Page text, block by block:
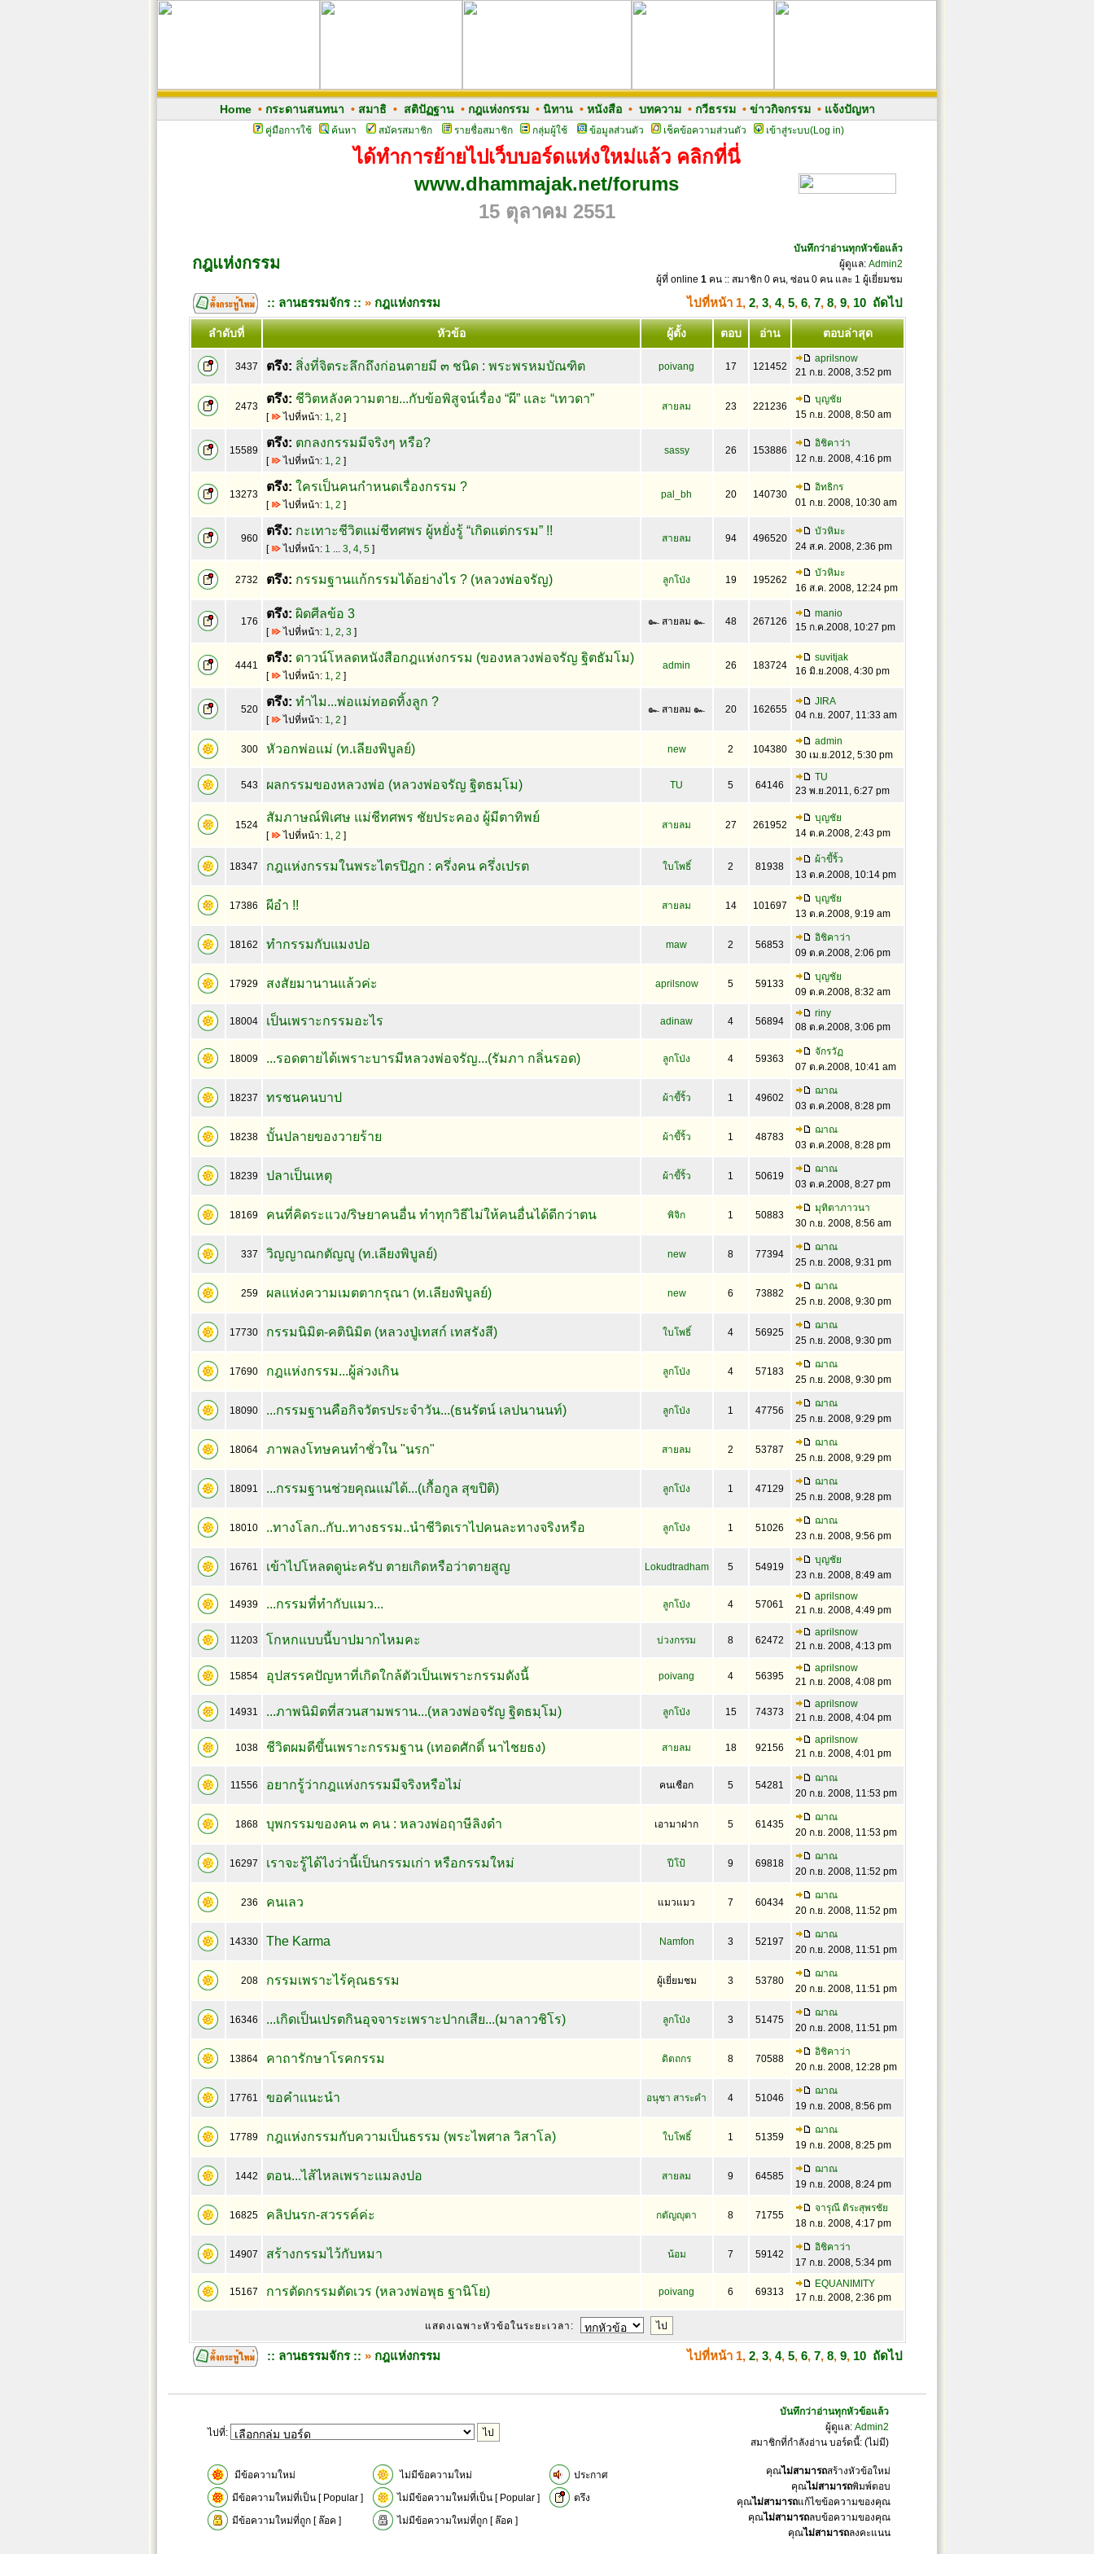
Home• กระดานสนทนา • สมาธิ• สติปัฏฐาน• กฎแห่งกรรม• นิทาน• หนังสือ• บทความ• กวีธรรม• ข่าวกิจกรรม• แจ้งปัญหา
คู่มือการใช้ ค้นหา สมัครสมาชิก รายชื่อสมาชิก กลุ่มผู้ใช้ ข้อมูลส่วนตัว เช็คข้อความส่วนตัว เข้าสู่ระบบ(Log in)
ได้ทำการย้ายไปเว็บบอร์ดแห่งใหม่แล้ว คลิกที่นี่
www.dhammajak.net/forums
15 ตุลาคม 2551
กฎแห่งกรรม
บันทึกว่าอ่านทุกหัวข้อแล้ว
ผู้ดูแล: Admin2
ผู้ที่ online 1คน :: สมาชิก 0 คน, ซ่อน 0 คน และ 1 ผู้เยี่ยมชม
:: ลานธรรมจักร :: » กฎแห่งกรรม ไปที่หน้า 1, 2, 3, 4, 5, 6, 7, 8, 9, 10 ถัดไป
ลำดับที่ หัวข้อ ผู้ตั้ง ตอบ อ่าน ตอบล่าสุด
3437 ตรึง: สิ่งที่จิตระลึกถึงก่อนตายมี ๓ ชนิด : พระพรหมบัณฑิต poivang 17 121452
aprilsnow
21 ก.ย. 2008, 3:52 pm
2473
ตรึง: ชีวิตหลังความตาย...กับข้อพิสูจน์เรื่อง “ผี” และ “เทวดา”
[ ไปที่หน้า: 1, 2 ]
สายลม 23 221236
บุญชัย
15 ก.ย. 2008, 8:50 am
15589
ตรึง: ตกลงกรรมมีจริงๆ หรือ?
[ ไปที่หน้า: 1, 2 ]
sassy 26 153886
อิชิคาว่า
12 ก.ย. 2008, 4:16 pm
13273
ตรึง: ใครเป็นคนกำหนดเรื่องกรรม ?
[ ไปที่หน้า: 1, 2 ]
pal_bh 20 140730
อิทธิกร
01 ก.ย. 2008, 10:30 am
960
ตรึง: กะเทาะชีวิตแม่ชีทศพร ผู้หยั่งรู้ “เกิดแต่กรรม” !!
[ ไปที่หน้า: 1 ... 3, 4, 5]
สายลม 94 496520
บัวหิมะ
24 ส.ค. 2008, 2:36 pm
2732 ตรึง: กรรมฐานแก้กรรมได้อย่างไร ? (หลวงพ่อจรัญ) ลูกโป่ง 19 195262
บัวหิมะ
16 ส.ค. 2008, 12:24 pm
176
ตรึง: ผิดศีลข้อ 3
[ ไปที่หน้า: 1, 2, 3 ]
๛ สายลม ๛ 48 267126
manio
15 ก.ค.2008, 10:27 pm
4441
ตรึง: ดาวน์โหลดหนังสือกฎแห่งกรรม (ของหลวงพ่อจรัญ ฐิตธัมโม)
[ ไปที่หน้า: 1, 2 ]
admin 26 183724
suvitjak
16 มิ.ย.2008, 4:30 pm
520
ตรึง: ทำไม...พ่อแม่ทอดทิ้งลูก ?
[ ไปที่หน้า: 1, 2 ]
๛ สายลม ๛ 20 162655
JIRA
04 ก.ย. 2007, 11:33 am
300 หัวอกพ่อแม่ (ท.เลียงพิบูลย์) new 2 104380
admin
30 เม.ย.2012, 5:30 pm
543 ผลกรรมของหลวงพ่อ (หลวงพ่อจรัญ ฐิตธมฺโม) TU 5 64146
TU
23 พ.ย.2011, 6:27 pm
1524
สัมภาษณ์พิเศษ แม่ชีทศพร ชัยประคอง ผู้มีตาทิพย์
[ ไปที่หน้า: 1, 2 ]
สายลม 27 261952
บุญชัย
14 ต.ค.2008, 2:43 pm
18347 กฎแห่งกรรมในพระไตรปิฎก : ครึ่งคน ครึ่งเปรต ใบโพธิ์ 2 81938
ผ้าขี้ริ้ว
13 ต.ค.2008, 10:14 pm
17386 ผีอำ !! สายลม 14 101697
บุญชัย
13 ต.ค.2008, 9:19 am
18162 ทำกรรมกับแมงปอ maw 2 56853
อิชิคาว่า
09 ต.ค.2008, 2:06 pm
17929 สงสัยมานานแล้วค่ะ aprilsnow 5 59133
บุญชัย
09 ต.ค.2008, 8:32 am
18004 เป็นเพราะกรรมอะไร adinaw 4 56894
riny
08 ต.ค.2008, 3:06 pm
18009 ...รอดตายได้เพราะบารมีหลวงพ่อจรัญ...(รัมภา กลิ่นรอด) ลูกโป่ง 4 59363
จักรวัฏ
07 ต.ค.2008, 10:41 am
18237 ทรชนคนบาป ผ้าขี้ริ้ว 1 49602
ฌาณ
03 ต.ค.2008, 8:28 pm
18238 บั้นปลายของวายร้าย ผ้าขี้ริ้ว 1 48783
ฌาณ
03 ต.ค.2008, 8:28 pm
18239 ปลาเป็นเหตุ ผ้าขี้ริ้ว 1 50619
ฌาณ
03 ต.ค.2008, 8:27 pm
18169 คนที่คิดระแวง/ริษยาคนอื่น ทำทุกวิธีไม่ให้คนอื่นได้ดีกว่าตน พิจิก 1 50883
มุทิตาภาวนา
30 ก.ย. 2008, 8:56 am
337 วิญญาณกตัญญู (ท.เลียงพิบูลย์) new 8 77394
ฌาณ
25 ก.ย. 2008, 9:31 pm
259 ผลแห่งความเมตตากรุณา (ท.เลียงพิบูลย์) new 6 73882
ฌาณ
25 ก.ย. 2008, 9:30 pm
17730 กรรมนิมิต-คตินิมิต (หลวงปู่เทสก์ เทสรังสี) ใบโพธิ์ 4 56925
ฌาณ
25 ก.ย. 2008, 9:30 pm
17690 กฎแห่งกรรม...ผู้ล่วงเกิน ลูกโป่ง 4 57183
ฌาณ
25 ก.ย. 2008, 9:30 pm
18090 ...กรรมฐานคือกิจวัตรประจำวัน...(ธนรัตน์ เลปนานนท์) ลูกโป่ง 1 47756
ฌาณ
25 ก.ย. 2008, 9:29 pm
18064 ภาพลงโทษคนทำชั่วใน "นรก" สายลม 2 53787
ฌาณ
25 ก.ย. 2008, 9:29 pm
18091 ...กรรมฐานช่วยคุณแม่ได้...(เกื้อกูล สุขปิติ) ลูกโป่ง 1 47129
ฌาณ
25 ก.ย. 2008, 9:28 pm
18010 ..ทางโลก..กับ..ทางธรรม..นำชีวิตเราไปคนละทางจริงหรือ ลูกโป่ง 1 51026
ฌาณ
23 ก.ย. 2008, 9:56 pm
16761 เข้าไปโหลดดูน่ะครับ ตายเกิดหรือว่าตายสูญ Lokudtradham 5 54919
บุญชัย
23 ก.ย. 2008, 8:49 am
14939 ...กรรมที่ทำกับแมว... ลูกโป่ง 4 57061
aprilsnow
21 ก.ย. 2008, 4:49 pm
11203 โกหกแบบนี้บาปมากไหมคะ บ่วงกรรม 8 62472
aprilsnow
21 ก.ย. 2008, 4:13 pm
15854 อุปสรรคปัญหาที่เกิดใกล้ตัวเป็นเพราะกรรมดังนี้ poivang 4 56395
aprilsnow
21 ก.ย. 2008, 4:08 pm
14931 ...ภาพนิมิตที่สวนสามพราน...(หลวงพ่อจรัญ ฐิตธมฺโม) ลูกโป่ง 15 74373
aprilsnow
21 ก.ย. 2008, 4:04 pm
1038 ชีวิตผมดีขึ้นเพราะกรรมฐาน (เทอดศักดิ์ นาไชยธง) สายลม 18 92156
aprilsnow
21 ก.ย. 2008, 4:01 pm
11556 อยากรู้ว่ากฎแห่งกรรมมีจริงหรือไม่ คนเชือก 5 54281
ฌาณ
20 ก.ย. 2008, 11:53 pm
1868 บุพกรรมของคน ๓ คน : หลวงพ่อฤาษีลิงดำ เอามาฝาก 5 61435
ฌาณ
20 ก.ย. 2008, 11:53 pm
16297 เราจะรู้ได้ไงว่านี้เป็นกรรมเก่า หรือกรรมใหม่ ปีโป้ 9 69818
ฌาณ
20 ก.ย. 2008, 11:52 pm
236 คนเลว แมวแมว 7 60434
ฌาณ
20 ก.ย. 2008, 11:52 pm
14330 The Karma Namfon 3 52197
ฌาณ
20 ก.ย. 2008, 11:51 pm
208 กรรมเพราะไร้คุณธรรม ผู้เยี่ยมชม 3 53780
ฌาณ
20 ก.ย. 2008, 11:51 pm
16346 ...เกิดเป็นเปรตกินอุจจาระเพราะปากเสีย...(มาลาวชิโร) ลูกโป่ง 3 51475
ฌาณ
20 ก.ย. 2008, 11:51 pm
13864 คาถารักษาโรคกรรม ดิตถกร 8 70588
อิชิคาว่า
20 ก.ย. 2008, 12:28 pm
17761 ขอคำเเนะนำ อนุชา สาระคำ 4 51046
ฌาณ
19 ก.ย. 2008, 8:56 pm
17789 กฎแห่งกรรมกับความเป็นธรรม (พระไพศาล วิสาโล) ใบโพธิ์ 1 51359
ฌาณ
19 ก.ย. 2008, 8:25 pm
1442 ตอน...ไส้ไหลเพราะแมลงปอ สายลม 9 64585
ฌาณ
19 ก.ย. 2008, 8:24 pm
16825 คลิปนรก-สวรรค์ค่ะ กตัญญุตา 8 71755
จารุณี ติระสุพรชัย
18 ก.ย. 2008, 4:17 pm
14907 สร้างกรรมไว้กับหมา น้อม 7 59142
อิชิคาว่า
17 ก.ย. 2008, 5:34 pm
15167 การตัดกรรมตัดเวร (หลวงพ่อพุธ ฐานิโย) poivang 6 69313
EQUANIMITY
17 ก.ย. 2008, 2:36 pm
แสดงเฉพาะหัวข้อในระยะเวลา:
:: ลานธรรมจักร :: » กฎแห่งกรรม ไปที่หน้า 1, 2, 3, 4, 5, 6, 7, 8, 9, 10 ถัดไป
ไปที่:
บันทึกว่าอ่านทุกหัวข้อแล้ว
ผู้ดูแล: Admin2
สมาชิกที่กำลังอ่าน บอร์ดนี้: (ไม่มี)
มีข้อความใหม่ ไม่มีข้อความใหม่
ประกาศ
มีข้อความใหม่ที่เป็น [ Popular ]
ไม่มีข้อความใหม่ที่เป็น [ Popular ]
ตรึง
มีข้อความใหม่ที่ถูก [ ล๊อค ]
ไม่มีข้อความใหม่ที่ถูก [ ล๊อค ]
คุณไม่สามารถสร้างหัวข้อใหม่
คุณไม่สามารถพิมพ์ตอบ
คุณไม่สามารถแก้ไขข้อความของคุณ
คุณไม่สามารถลบข้อความของคุณ
คุณไม่สามารถลงคะแนน